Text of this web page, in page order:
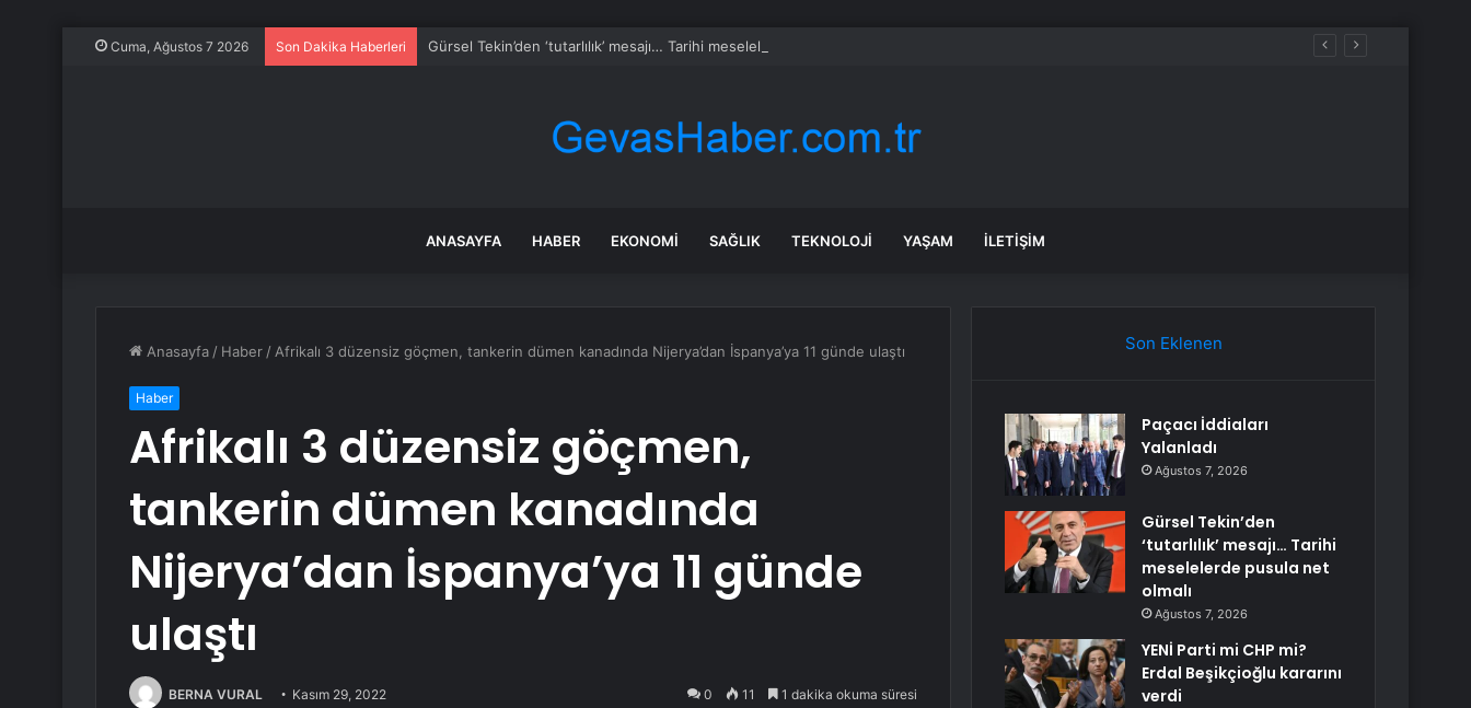
Cuma, Ağustos 7 2026 Son Dakika Haberleri Gürsel Tekin’den ‘tutarlılık’ mesajı… Tarihi meselelerde pusula net olmalı
ANASAYFA HABER EKONOMI SAĞLIK TEKNOLOJI YAŞAM İLETIŞIM
Anasayfa / Haber / Afrikalı 3 düzensiz göçmen, tankerin dümen kanadında Nijerya’dan İspanya’ya 11 günde ulaştı
Haber
Afrikalı 3 düzensiz göçmen,
tankerin dümen kanadında
Nijerya’dan İspanya’ya 11 günde
ulaştı
BERNA VURAL Kasım 29, 2022 0 11 1 dakika okuma süresi
Son Eklenen
Paçacı İddiaları
Yalanladı
Ağustos 7, 2026
Gürsel Tekin’den
‘tutarlılık’ mesajı… Tarihi
meselelerde pusula net
olmalı
Ağustos 7, 2026
YENİ Parti mi CHP mi?
Erdal Beşikçioğlu kararını
verdi